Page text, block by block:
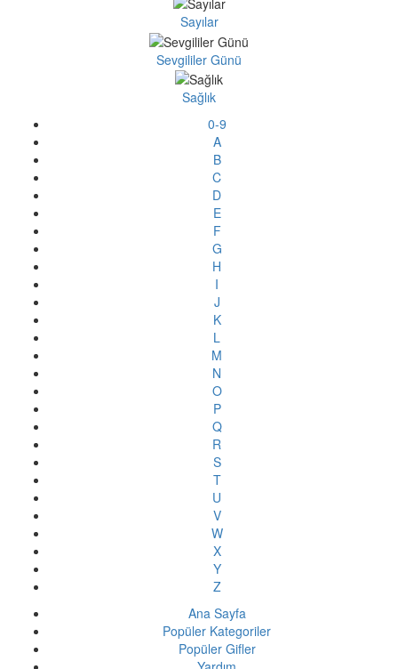
Sayılar
Sevgililer Günü
Sağlık
0-9
A
B
C
D
E
F
G
H
I
J
K
L
M
N
O
P
Q
R
S
T
U
V
W
X
Y
Z
Ana Sayfa
Popüler Kategoriler
Popüler Gifler